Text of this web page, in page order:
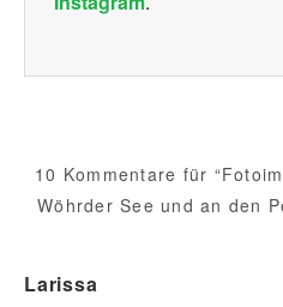
10 Kommentare für
Wöhrder See und an den
Larissa